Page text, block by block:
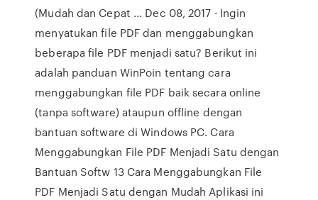
(Mudah dan Cepat ... Dec 08, 2017 · Ingin
menyatukan file PDF dan menggabungkan
beberapa file PDF menjadi satu? Berikut ini
adalah panduan WinPoin tentang cara
menggabungkan file PDF baik secara online
(tanpa software) ataupun offline dengan
bantuan software di Windows PC. Cara
Menggabungkan File PDF Menjadi Satu dengan
Bantuan Softw 13 Cara Menggabungkan File
PDF Menjadi Satu dengan Mudah Aplikasi ini